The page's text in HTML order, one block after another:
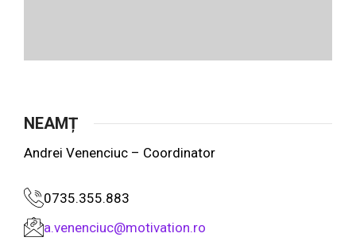
NEAMȚ
Andrei Venenciuc – Coordinator
0735.355.883
a.venenciuc@motivation.ro